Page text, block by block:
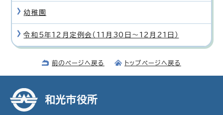
幼稚園
令和5年12月定例会（11月30日〜12月21日）
前のページへ戻る トップページへ戻る
和光市役所